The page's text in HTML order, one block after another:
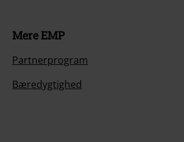
Mere EMP
Partnerprogram
Bæredygtighed